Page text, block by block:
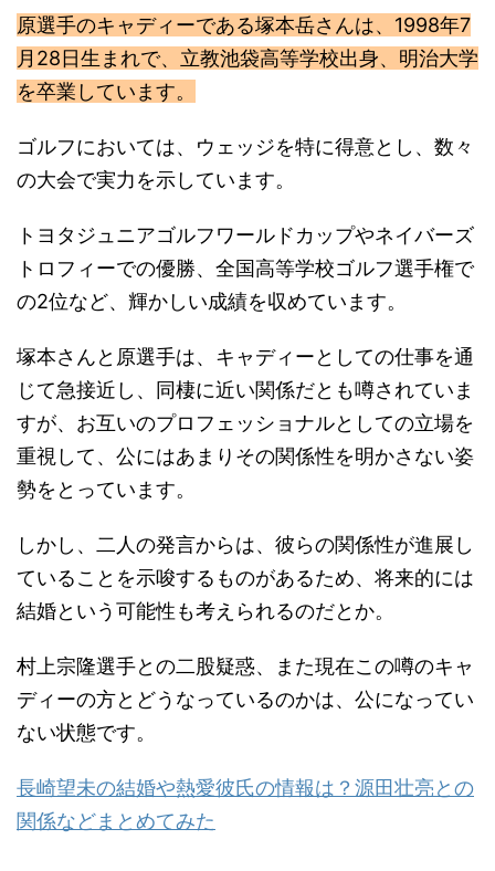
原選手のキャディーである塚本岳さんは、1998年7
月28日生まれで、立教池袋高等学校出身、明治大学
を卒業しています。
ゴルフにおいては、ウェッジを特に得意とし、数々
の大会で実力を示しています。
トヨタジュニアゴルフワールドカップやネイバーズ
トロフィーでの優勝、全国高等学校ゴルフ選手権で
の2位など、輝かしい成績を収めています。
塚本さんと原選手は、キャディーとしての仕事を通
じて急接近し、同棲に近い関係だとも噂されていま
すが、お互いのプロフェッショナルとしての立場を
重視して、公にはあまりその関係性を明かさない姿
勢をとっています。
しかし、二人の発言からは、彼らの関係性が進展し
ていることを示唆するものがあるため、将来的には
結婚という可能性も考えられるのだとか。
村上宗隆選手との二股疑惑、また現在この噂のキャ
ディーの方とどうなっているのかは、公になってい
ない状態です。
長崎望未の結婚や熱愛彼氏の情報は？源田壮亮との
関係などまとめてみた